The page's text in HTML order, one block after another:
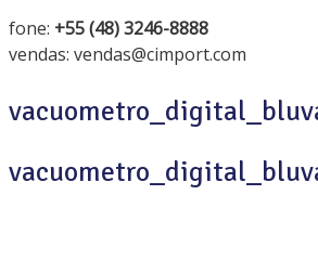
fone: +55 (48) 3246-8888
vendas: vendas@cimport.com